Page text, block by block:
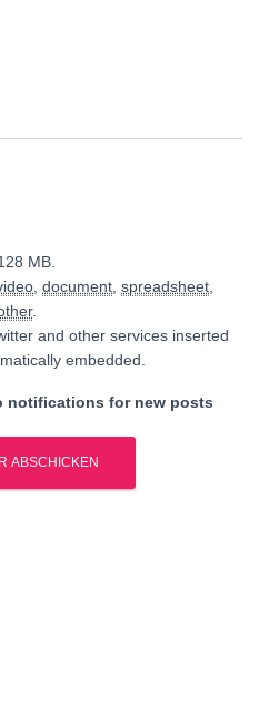
MB.
document spreadsheet
.
and other services inserted
embedded.
notifications for new posts